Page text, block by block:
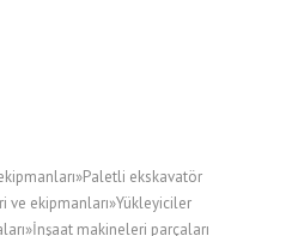
ekskavatör
ve ekipmanları»Yükleyiciler
makineleri parçaları